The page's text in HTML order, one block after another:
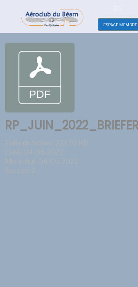
ESPACE MEMBRE
Taille du fichier: 223.70 KB
Créé: 04-06-2022
Mis à jour: 04-06-2022
Succès: 2